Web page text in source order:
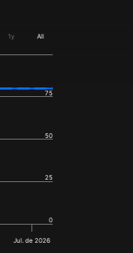
1y All
Jul. de 2026
0
25
50
75